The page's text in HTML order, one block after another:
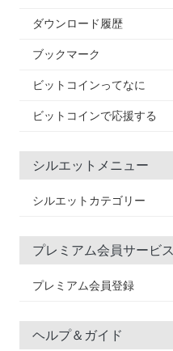
ダウンロード履歴
ブックマーク
ビットコインってなに
ビットコインで応援する
シルエットメニュー
シルエットカテゴリー
プレミアム会員サービス
プレミアム会員登録
ヘルプ＆ガイド